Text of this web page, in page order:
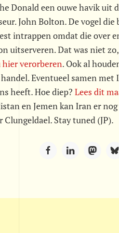
Donald een ouwe havik uit
John Bolton. De vogel
intrappen omdat die over
uitserveren. Dat was niet
verorberen. Ook al
Eventueel samen
heeft. Hoe diep? Lees dit
en Jemen kan Iran er
Stay tuned (JP).